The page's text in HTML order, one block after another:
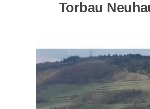
Torbau